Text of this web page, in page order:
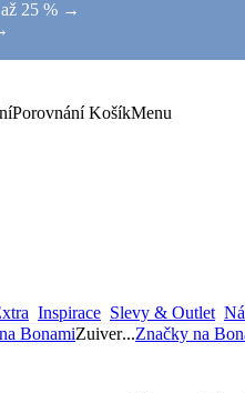
až 25 % →
Porovnání KošíkMenu
Inspirace Slevy & Outlet
BonamiZuiver...Značky na